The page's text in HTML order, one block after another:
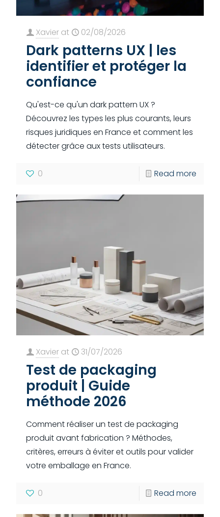
Xavier at 02/08/2026
Dark patterns UX | les
identifier et protéger la
confiance
Qu'est-ce qu'un dark pattern UX ?
Découvrez les types les plus courants, leurs
risques juridiques en France et comment les
détecter grâce aux tests utilisateurs.
0 Read more
Xavier at 31/07/2026
Test de packaging
produit | Guide
méthode 2026
Comment réaliser un test de packaging
produit avant fabrication ? Méthodes,
critères, erreurs à éviter et outils pour valider
votre emballage en France.
0 Read more